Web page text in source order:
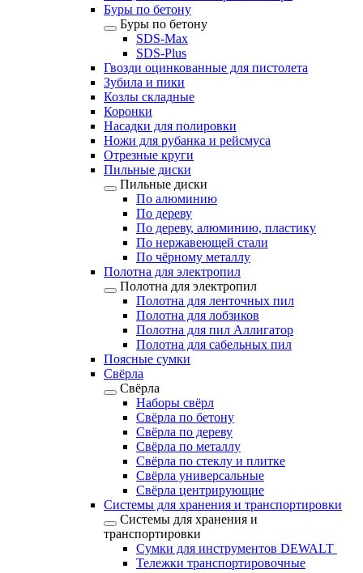
Буры по бетону
Буры по бетону
SDS-Max
SDS-Plus
Гвозди оцинкованные для пистолета
Зубила и пики
Козлы складные
Коронки
Насадки для полировки
Ножи для рубанка и рейсмуса
Отрезные круги
Пильные диски
Пильные диски
По алюминию
По дереву
По дереву, алюминию, пластику
По нержавеющей стали
По чёрному металлу
Полотна для электропил
Полотна для электропил
Полотна для ленточных пил
Полотна для лобзиков
Полотна для пил Аллигатор
Полотна для сабельных пил
Поясные сумки
Свёрла
Свёрла
Наборы свёрл
Свёрла по бетону
Свёрла по дереву
Свёрла по металлу
Свёрла по стеклу и плитке
Свёрла универсальные
Свёрла центрирующие
Системы для хранения и транспортировки
Системы для хранения и
транспортировки
Сумки для инструментов DEWALT
Тележки транспортировочные